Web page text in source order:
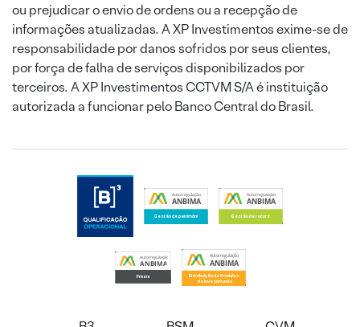
ou prejudicar o envio de ordens ou a recepção de
informações atualizadas. A XP Investimentos exime-se de
responsabilidade por danos sofridos por seus clientes,
por força de falha de serviços disponibilizados por
terceiros. A XP Investimentos CCTVM S/A é instituição
autorizada a funcionar pelo Banco Central do Brasil.